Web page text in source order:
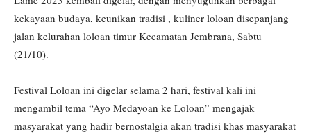
kekayaan budaya, keunikan tradisi , kuliner loloan disepanjang
jalan kelurahan loloan timur Kecamatan Jembrana, Sabtu
(21/10).
Festival Loloan ini digelar selama 2 hari, festival kali ini
mengambil tema “Ayo Medayoan ke Loloan” mengajak
masyarakat yang hadir bernostalgia akan tradisi khas masyarakat